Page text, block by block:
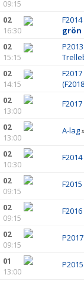
09:15
02
16:30
F2014
grön
02
15:15
02
14:15
F2017
02
13:00
F2017
02
13:00
A-lag
02
10:30
F2014
02
09:15
F2015
02
09:15
F2016
02
09:15
P2017
01
13:00
P2015